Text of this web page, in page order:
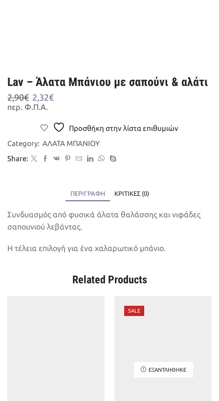
Lav – Άλατα Μπάνιου με σαπούνι & αλάτι
2,90€ Original
price
2,90€.
2,32€Η
είναι:
περ. Φ.Π.Α.
Προσθήκη στην λίστα επιθυμιών
Category: ΑΛΑΤΑ ΜΠΑΝΙΟΥ
Share:
ΠΕΡΙΓΡΑΦΉ ΚΡΙΤΙΚΈΣ (0)
Συνδυασμός από φυσικά άλατα θαλάσσης και νιφάδες
σαπουνιού λεβάντας.
Η τέλεια επιλογή για ένα χαλαρωτικό μπάνιο.
Related Products
SALE
ΕΞΑΝΤΛΉΘΗΚΕ